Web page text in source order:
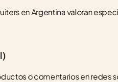
en Argentina valoran
o comentarios en redes